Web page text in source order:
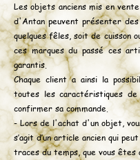
Les objets anciens mis en
d'Antan peuvent présenter
quelques fêles, soit de cuisson
ces marques du passé ces
garantis.
Chaque client a ainsi la
toutes les caractéristiques
confirmer sa commande.
-Lors de l'achat d'un objet,
s’agit d’un article ancien qui
traces du temps, que vous